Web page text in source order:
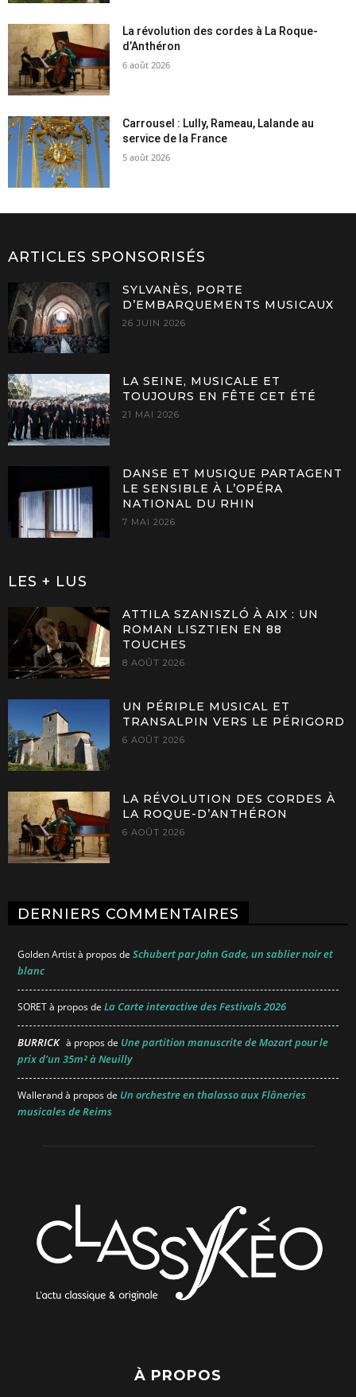
La révolution des cordes à La Roque-
d’Anthéron
6 août 2026
Carrousel : Lully, Rameau, Lalande au
service de la France
5 août 2026
ARTICLES SPONSORISÉS
SYLVANÈS, PORTE
D’EMBARQUEMENTS MUSICAUX
26 JUIN 2026
LA SEINE, MUSICALE ET
TOUJOURS EN FÊTE CET ÉTÉ
21 MAI 2026
DANSE ET MUSIQUE PARTAGENT
LE SENSIBLE À L’OPÉRA
NATIONAL DU RHIN
7 MAI 2026
LES + LUS
ATTILA SZANISZLÓ À AIX : UN
ROMAN LISZTIEN EN 88
TOUCHES
8 AOÛT 2026
UN PÉRIPLE MUSICAL ET
TRANSALPIN VERS LE PÉRIGORD
6 AOÛT 2026
LA RÉVOLUTION DES CORDES À
LA ROQUE-D’ANTHÉRON
6 AOÛT 2026
DERNIERS COMMENTAIRES
Golden Artistà propos de Schubert par John Gade, un sablier noir et
blanc
SORETà propos de La Carte interactive des Festivals 2026
BURRICK à propos de Une partition manuscrite de Mozart pour le
prix d’un 35m² à Neuilly
Wallerandà propos de Un orchestre en thalasso aux Flâneries
musicales de Reims
À PROPOS